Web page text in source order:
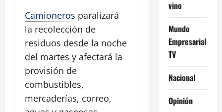
Camioneros paralizará
la recolección de
residuos desde la noche
del martes y afectará la
provisión de
combustibles,
mercaderías, correo,
vino
Mundo
Empresarial
TV
Nacional
Opinión